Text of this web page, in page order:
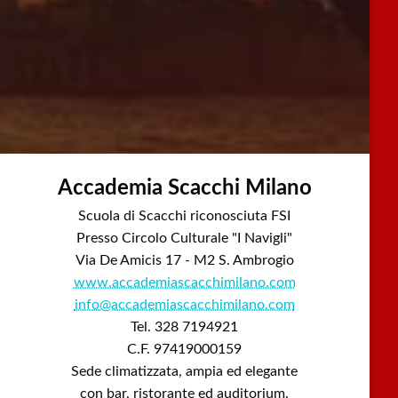
Accademia Scacchi Milano
Scuola di Scacchi riconosciuta FSI
Presso Circolo Culturale "I Navigli"
Via De Amicis 17 - M2 S. Ambrogio
www.accademiascacchimilano.com
info@accademiascacchimilano.com
Tel. 328 7194921
C.F. 97419000159
Sede climatizzata, ampia ed elegante
con bar, ristorante ed auditorium.